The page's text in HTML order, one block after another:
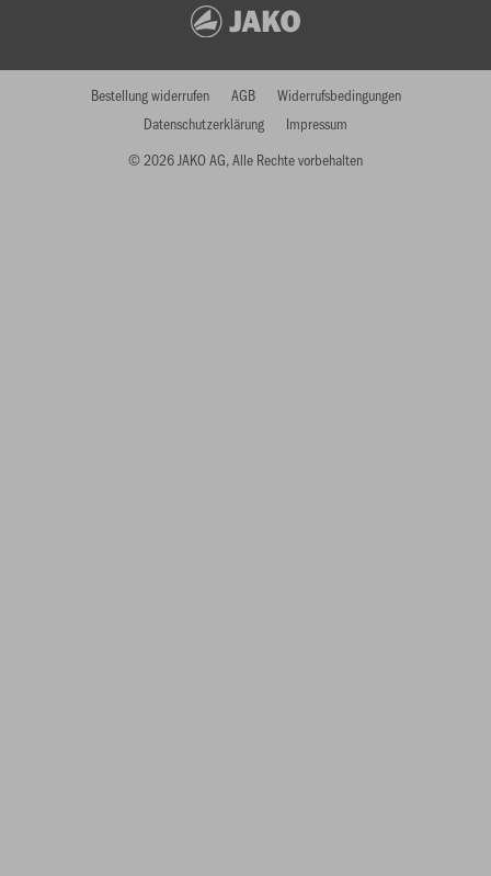
© 2026 JAKO AG, Alle Rechte vorbehalten
Bestellung widerrufen AGB
Widerrufsbedingungen
Datenschutzerklärung
Impressum